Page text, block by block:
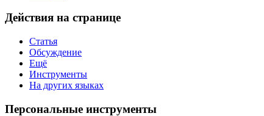
Действия на странице
Статья
Обсуждение
Ещё
Инструменты
На других языках
Персональные инструменты